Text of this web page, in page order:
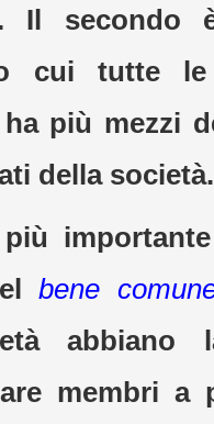
Il
cui tutte
più mezzi
della società.
bene
abbiano
membri a